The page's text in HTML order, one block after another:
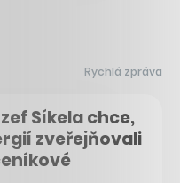
Rychlá zpráva
Síkela chce,
zveřejňovali